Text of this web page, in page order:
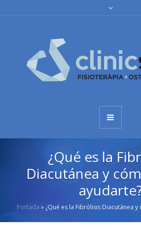
¿Qué es la
Diacutánea y
Portada » ¿Qué es la Fibrólisis Diacutánea